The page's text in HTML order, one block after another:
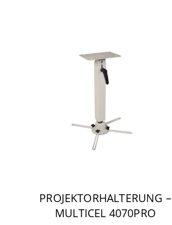
PROJEKTORHALTERUNG –
MULTICEL 4070PRO